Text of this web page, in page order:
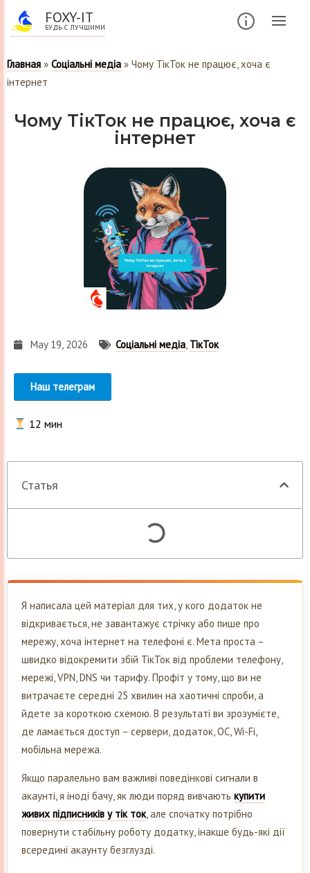
FOXY-IT
БУДЬ С ЛУЧШИМИ
Главная » Соціальні медіа » Чому ТікТок не працює, хоча є
інтернет
Чому ТікТок не працює, хоча є
інтернет
May 19, 2026 Соціальні медіа, ТікТок
Наш телеграм
12 мин
Статья
Я написала цей матеріал для тих, у кого додаток не
відкривається, не завантажує стрічку або пише про
мережу, хоча інтернет на телефоні є. Мета проста –
швидко відокремити збій ТікТок від проблеми телефону,
мережі, VPN, DNS чи тарифу. Профіт у тому, що ви не
витрачаєте середні 25 хвилин на хаотичні спроби, а
йдете за короткою схемою. В результаті ви зрозумієте,
де ламається доступ – сервери, додаток, ОС, Wi-Fi,
мобільна мережа.
Якщо паралельно вам важливі поведінкові сигнали в
акаунті, я іноді бачу, як люди поряд вивчають купити
живих підписників у тік ток, але спочатку потрібно
повернути стабільну роботу додатку, інакше будь-які дії
всередині акаунту безглузді.